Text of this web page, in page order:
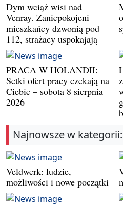
Dym wciąż wisi nad
Venray. Zaniepokojeni
mieszkańcy dzwonią pod
112, strażacy uspokajają
PRACA W HOLANDII:
Setki ofert pracy czekają na
Ciebie – sobota 8 sierpnia
2026
Najnowsze w
Veldwerk: ludzie,
możliwości i nowe początki